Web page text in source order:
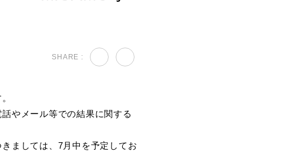
SHARE :
やメール等での結果に関する
ましては、7月中を予定してお